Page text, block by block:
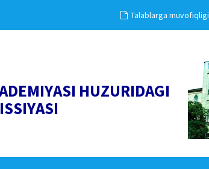
Talablarga muvofiqligi
HUZURIDAGI